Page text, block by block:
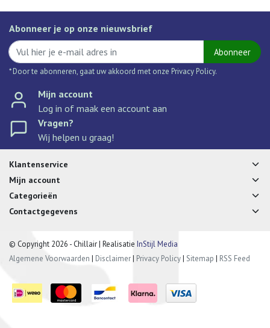
Abonneer je op onze nieuwsbrief
Abonneer
* Door te abonneren, gaat uw akkoord met onze Privacy Policy.
Mijn account
Log in of maak een account aan
Vragen?
Wij helpen u graag!
Klantenservice
Mijn account
Categorieën
Contactgegevens
© Copyright 2026 - Chillair | Realisatie InStijl Media
Algemene Voorwaarden | Disclaimer| Privacy Policy| Sitemap | RSS Feed